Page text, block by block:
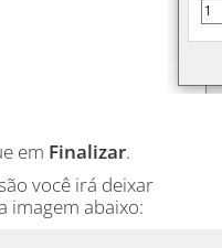
em Finalizar.
você irá deixar
imagem abaixo: